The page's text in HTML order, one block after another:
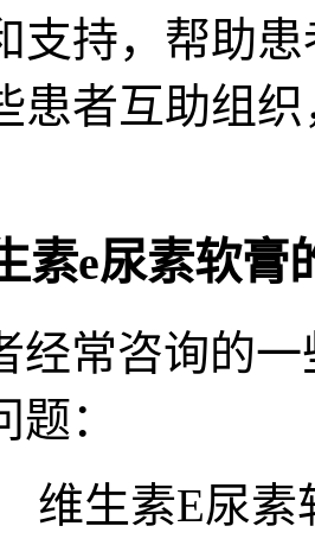
支持，帮助
患者互助组
素e尿素软
经常咨询的
：
维生素E尿